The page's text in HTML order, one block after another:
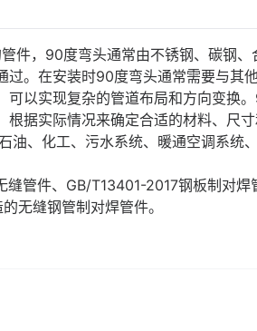
件，90度弯头通常由不锈钢、碳钢
。在安装时90度弯头通常需要与其
以实现复杂的管道布局和方向变换
据实际情况来确定合适的材料、尺
油、化工、污水系统、暖通空调系统
管件、GB/T13401-2017钢板制对焊
无缝钢管制对焊管件。